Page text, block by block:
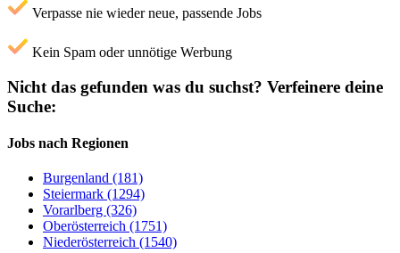
Verpasse nie wieder neue, passende Jobs
Kein Spam oder unnötige Werbung
Nicht das gefunden was du suchst? Verfeinere deine
Suche:
Jobs nach Regionen
Burgenland (181)
Steiermark (1294)
Vorarlberg (326)
Oberösterreich (1751)
Niederösterreich (1540)